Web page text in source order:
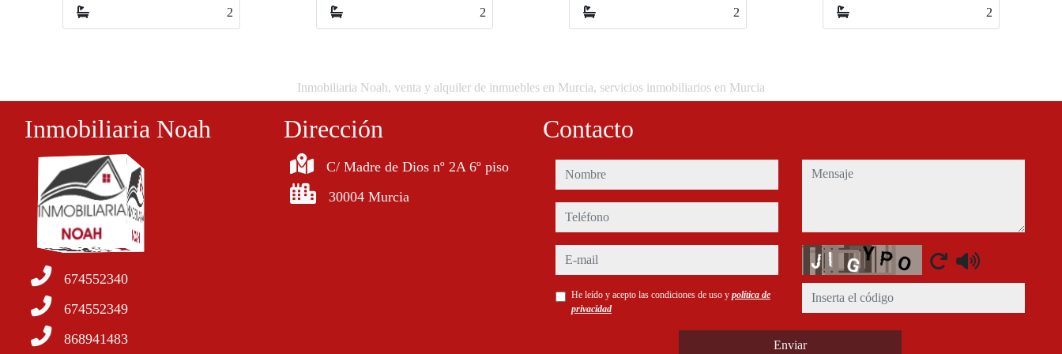
2 2 2
2 2 2 2
Inmobiliaria Noah, venta y alquiler de inmuebles en Murcia, servicios inmobiliarios en Murcia
Inmobiliaria Noah
674552340
674552349
868941483
Dirección
C/ Madre de Dios nº 2A 6º piso
30004 Murcia
Contacto
nombre
teléfono
e-mail
He leído y acepto las condiciones de uso y política de
privacidad
mensaje
Captcha
Enviar